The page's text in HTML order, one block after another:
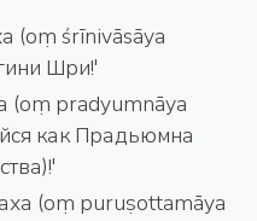
(oṃ śrīnivāsāya
Шри!'
pradyumnāya
как Прадьюмна
(oṃ puruṣottamāya